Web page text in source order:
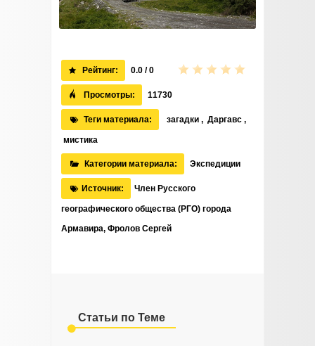
Рейтинг: 0.0 / 0
Просмотры: 11730
Теги материала: загадки , Даргавс ,
мистика
Категории материала: Экспедиции
Источник: Член Русского
географического общества (РГО) города
Армавира, Фролов Сергей
Статьи по Теме